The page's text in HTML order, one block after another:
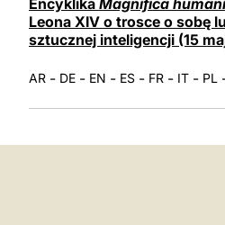
Leona XIV o trosce o sobę
sztucznej inteligencji (15
AR - DE - EN - ES - FR - IT - PL